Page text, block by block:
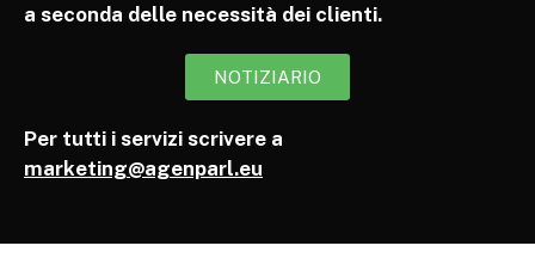
a seconda delle necessità dei clienti.
NOTIZIARIO
Per tutti i servizi scrivere a
marketing@agenparl.eu